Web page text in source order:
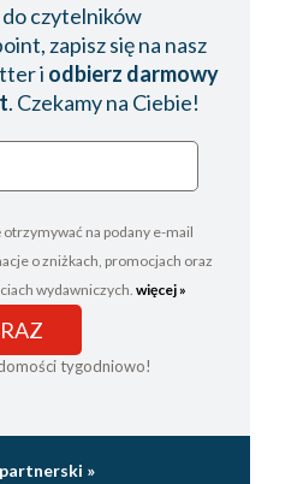
do czytelników
zapisz się na nasz
i odbierz darmowy
. Czekamy na Ciebie!
otrzymywać na podany e-mail
o zniżkach, promocjach oraz
wydawniczych. więcej »
tygodniowo!
»